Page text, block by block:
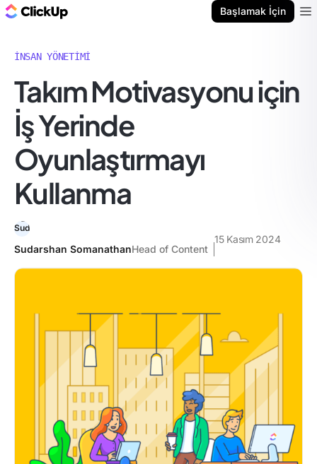
Başlamak İçin
İNSAN YÖNETIMI
Takım Motivasyonu için
İş Yerinde
Oyunlaştırmayı
Kullanma
Sudarshan SomanathanHead of Content
15 Kasım 2024